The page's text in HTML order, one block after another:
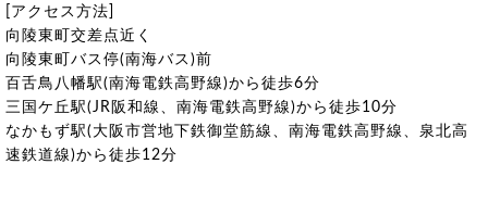
[アクセス方法]
向陵東町交差点近く
向陵東町バス停(南海バス)前
百舌鳥八幡駅(南海電鉄高野線)から徒歩6分
三国ケ丘駅(JR阪和線、南海電鉄高野線)から徒歩10分
なかもず駅(大阪市営地下鉄御堂筋線、南海電鉄高野線、泉北高
速鉄道線)から徒歩12分